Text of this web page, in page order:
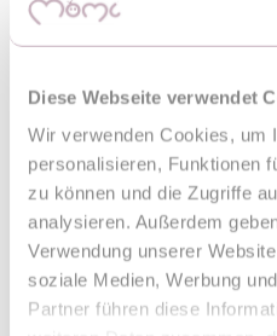
Diese Webseite verwendet
Wir verwenden Cookies, um
personalisieren, Funktionen
zu können und die Zugriffe
analysieren. Außerdem
Verwendung unserer
soziale Medien, Werbung
Partner führen diese
und in der Herbst- und
CLARA mit reflektierenden
befinden sich am Korb und an der